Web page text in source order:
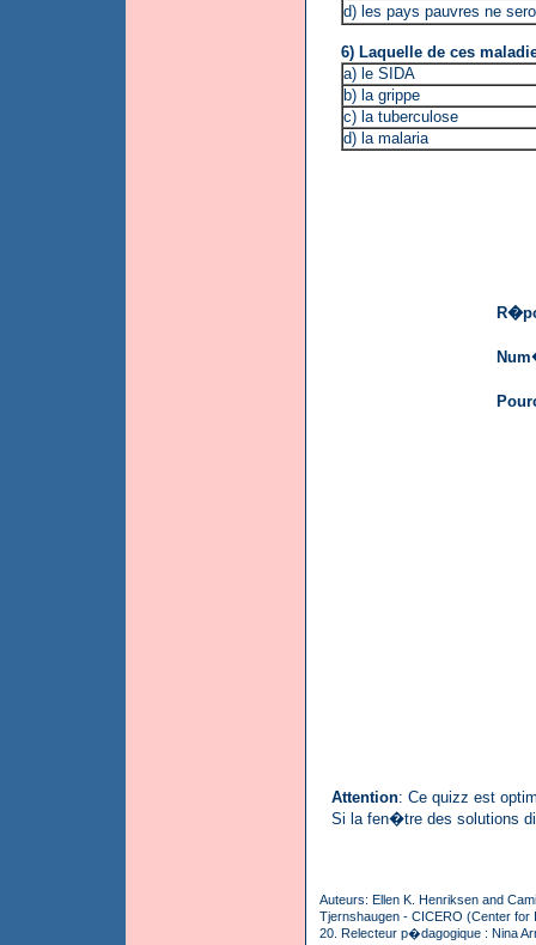
d) les pays pauvres ne
6) Laquelle de ces
a) le SIDA
b) la grippe
c) la tuberculose
d) la malaria
Attention: Ce quizz est
Si la fen�tre des solutions
Auteurs: Ellen K. Henriksen and
Tjernshaugen - CICERO (Center
20. Relecteur p�dagogique : Nina